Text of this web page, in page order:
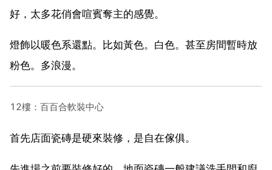
好，太多花俏會喧賓奪主的感覺。
燈飾以暖色系還點。比如黃色。白色。甚至房間暫時放
粉色。多浪漫。
12樓：百百合軟裝中心
首先店面瓷磚是硬來裝修，是自在傢俱。